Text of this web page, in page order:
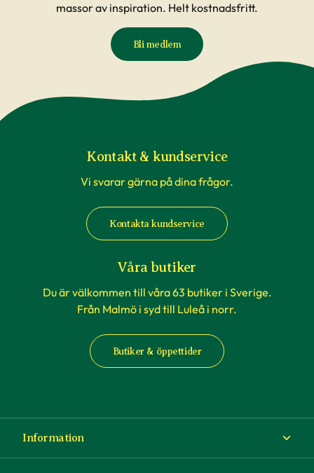
massor av inspiration. Helt kostnadsfritt.
Bli medlem
Kontakt & kundservice
Vi svarar gärna på dina frågor.
Kontakta kundservice
Våra butiker
Du är välkommen till våra 63 butiker i Sverige.
Från Malmö i syd till Luleå i norr.
Butiker & öppettider
Information